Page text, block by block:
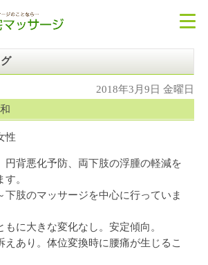
2018年3月9日 金曜日
性
円背悪化予防、両下肢の浮腫の軽減を
。
下肢のマッサージを中心に行っていま
に大きな変化なし。安定傾向。
えあり。体位変換時に腰痛が生じるこ